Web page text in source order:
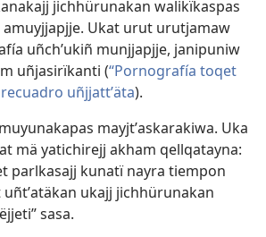
jichhürunakan walikïkaspas
Ukat urut urutjamaw
uñchʼukiñ munjjapjje, janipuniw
uñjasirïkanti (“Pornografía toqet
uñjjattʼäta).
mayjtʼaskarakiwa. Uka
mä yatichirejj akham qellqatayna:
parlkasajj kunatï nayra tiempon
ukajj jichhürunakan
sasa.